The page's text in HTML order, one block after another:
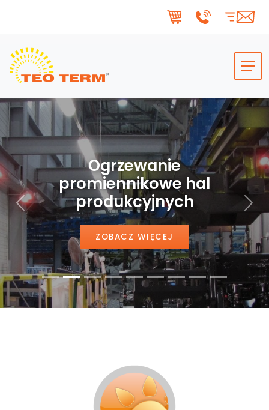
Ogrzewanie
promiennikowe hal
produkcyjnych
ZOBACZ WIĘCEJ
Poprzedni